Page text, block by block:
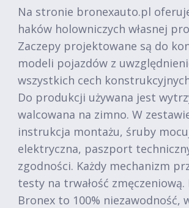
Na stronie bronexauto.pl
haków holowniczych własnej
Zaczepy projektowane są do
modeli pojazdów z
wszystkich cech
Do produkcji używana jest
walcowana na zimno. W
instrukcja montażu, śruby
elektryczna, paszport
zgodności. Każdy mechanizm
testy na trwałość
Bronex to 100% niezawodność,